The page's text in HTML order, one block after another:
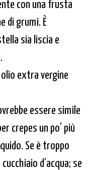
con una frusta
di grumi. È
sia liscia e
extra vergine
essere simile
crepes un po’ più
Se è troppo
d’acqua; se